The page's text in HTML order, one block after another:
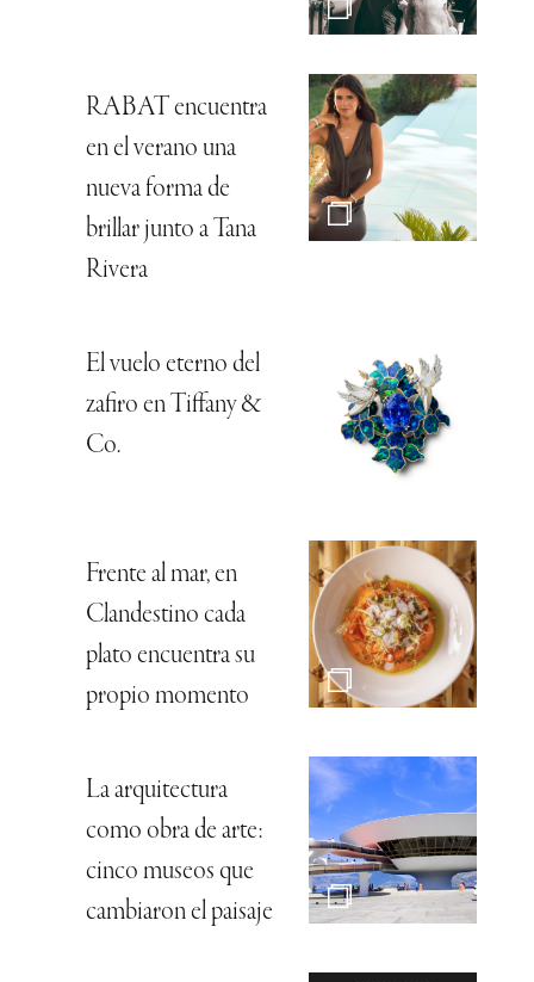
RABAT encuentra
en el verano una
nueva forma de
brillar junto a Tana
Rivera
El vuelo eterno del
zafiro en Tiffany &
Co.
Frente al mar, en
Clandestino cada
plato encuentra su
propio momento
La arquitectura
como obra de arte:
cinco museos que
cambiaron el paisaje